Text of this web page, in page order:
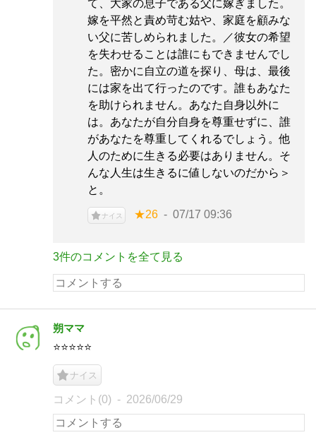
て、大家の息子である父に嫁ぎました。
嫁を平然と責め苛む姑や、家庭を顧みな
い父に苦しめられました。／彼女の希望
を失わせることは誰にもできませんでし
た。密かに自立の道を探り、母は、最後
には家を出て行ったのです。誰もあなた
を助けられません。あなた自身以外に
は。あなたが自分自身を尊重せずに、誰
があなたを尊重してくれるでしょう。他
人のために生きる必要はありません。そ
んな人生は生きるに値しないのだから＞
と。
ナイス ★26 07/17 09:36
3件のコメントを全て見る
朔ママ
⭐️⭐️⭐️⭐️⭐️
ナイス
コメント(0) 2026/06/29